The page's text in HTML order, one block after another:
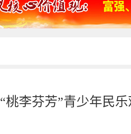
“桃李芬芳”青少年民